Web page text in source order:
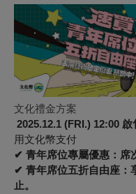
文化禮金方案
2025.12.1 (FRI.) 12:00 啟
用文化幣支付
✔ 青年席位專屬優惠：席
✔ 青年席位五折自由座：
止。